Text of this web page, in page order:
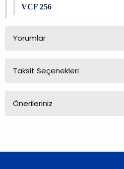
VCF 256
Yorumlar
Taksit Seçenekleri
Önerileriniz